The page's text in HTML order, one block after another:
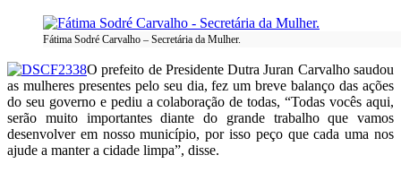
Fátima Sodré Carvalho – Secretária da Mulher.
O prefeito de Presidente Dutra Juran Carvalho saudou
as mulheres presentes pelo seu dia, fez um breve balanço das ações
do seu governo e pediu a colaboração de todas, “Todas vocês aqui,
serão muito importantes diante do grande trabalho que vamos
desenvolver em nosso município, por isso peço que cada uma nos
ajude a manter a cidade limpa”, disse.